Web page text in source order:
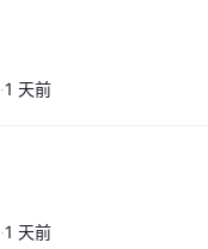
·1 天前
·1 天前